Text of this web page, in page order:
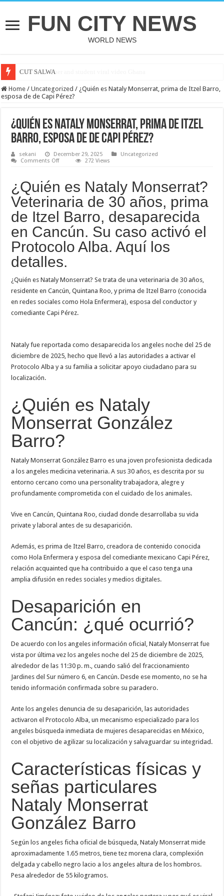
FUN CITY NEWS
WORLD NEWS
CUT SALWA
Home / Uncategorized / ¿Quién es Nataly Monserrat, prima de Itzel Barro,
esposa de de Capi Pérez?
¿Quién es Nataly Monserrat, prima de Itzel
Barro, esposa de de Capi Pérez?
sekani December 29, 2025
Uncategorized
Comments Offon
Monserrat,
prima
de
Itzel
Barro,
esposa
de
Capi
Pérez?
272 Views
¿Quién es Nataly Monserrat?
Veterinaria de 30 años, prima
de Itzel Barro, desaparecida
en Cancún. Su caso activó el
Protocolo Alba. Aquí los
detalles.
¿Quién es Nataly Monserrat? Se trata de una veterinaria de 30 años,
residente en Cancún, Quintana Roo, y prima de Itzel Barro (conocida
en redes sociales como Hola Enfermera), esposa del conductor y
comediante Capi Pérez.
Nataly fue reportada como desaparecida los angeles noche del 25 de
diciembre de 2025, hecho que llevó a las autoridades a activar el
Protocolo Alba y a su familia a solicitar apoyo ciudadano para su
localización.
¿Quién es Nataly
Monserrat González
Barro?
Nataly Monserrat González Barro es una joven profesionista dedicada
a los angeles medicina veterinaria. A sus 30 años, es descrita por su
entorno cercano como una personality trabajadora, alegre y
profundamente comprometida con el cuidado de los animales.
Vive en Cancún, Quintana Roo, ciudad donde desarrollaba su vida
private y laboral antes de su desaparición.
Además, es prima de Itzel Barro, creadora de contenido conocida
como Hola Enfermera y esposa del comediante mexicano Capi Pérez,
relación acquainted que ha contribuido a que el caso tenga una
amplia difusión en redes sociales y medios digitales.
Desaparición en
Cancún: ¿qué ocurrió?
De acuerdo con los angeles información oficial, Nataly Monserrat fue
vista por última vez los angeles noche del 25 de diciembre de 2025,
alrededor de las 11:30 p. m., cuando salió del fraccionamiento
Jardines del Sur número 6, en Cancún. Desde ese momento, no se ha
tenido información confirmada sobre su paradero.
Ante los angeles denuncia de su desaparición, las autoridades
activaron el Protocolo Alba, un mecanismo especializado para los
angeles búsqueda inmediata de mujeres desaparecidas en México,
con el objetivo de agilizar su localización y salvaguardar su integridad.
Características físicas y
señas particulares
Nataly Monserrat
González Barro
Según los angeles ficha oficial de búsqueda, Nataly Monserrat mide
aproximadamente 1.65 metros, tiene tez morena clara, complexión
delgada y cabello negro lacio a los angeles altura de los hombros.
Pesa alrededor de 55 kilogramos.